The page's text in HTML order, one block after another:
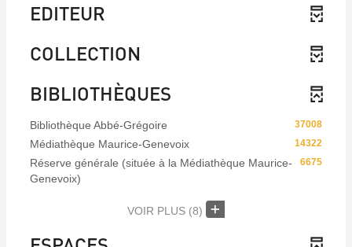
EDITEUR
COLLECTION
BIBLIOTHÈQUES
37008
Bibliothèque Abbé-Grégoire
14322
Médiathèque Maurice-Genevoix
6675
Réserve générale (située à la Médiathèque Maurice-
Genevoix)
VOIR PLUS (8)